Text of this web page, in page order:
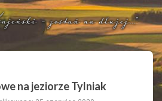
na jeziorze Tylniak